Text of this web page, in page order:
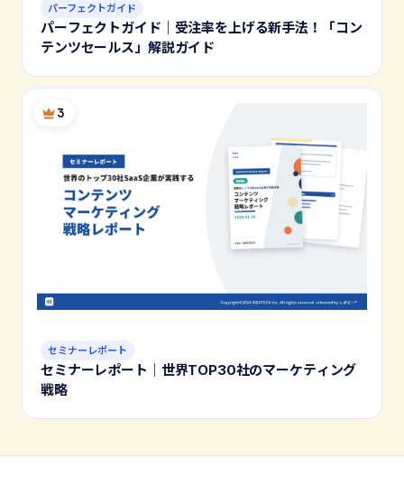
パーフェクトガイド
パーフェクトガイド｜受注率を上げる新手法！「コン
テンツセールス」解説ガイド
3
セミナーレポート
セミナーレポート｜世界TOP30社のマーケティング
戦略